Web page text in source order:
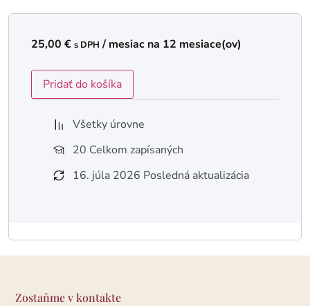
25,00 € s DPH / mesiac na 12 mesiace(ov)
Pridať do košíka
Všetky úrovne
20 Celkom zapísaných
16. júla 2026 Posledná aktualizácia
Zostaňme v kontakte